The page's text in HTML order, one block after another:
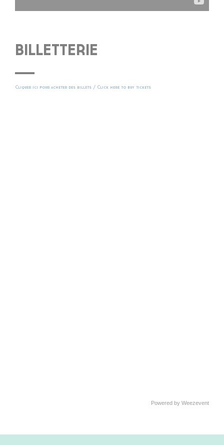
BILLETTERIE
Cliquer ici pour acheter des billets / Click here to buy tickets
Powered by Weezevent